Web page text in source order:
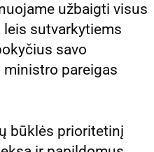
užbaigti visus
sutvarkytiems
savo
ministro pareigas
būklės prioritetinį